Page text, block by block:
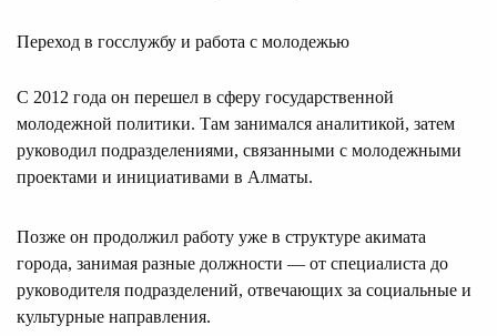
Переход в госслужбу и работа с молодежью
С 2012 года он перешел в сферу государственной
молодежной политики. Там занимался аналитикой, затем
руководил подразделениями, связанными с молодежными
проектами и инициативами в Алматы.
Позже он продолжил работу уже в структуре акимата
города, занимая разные должности — от специалиста до
руководителя подразделений, отвечающих за социальные и
культурные направления.